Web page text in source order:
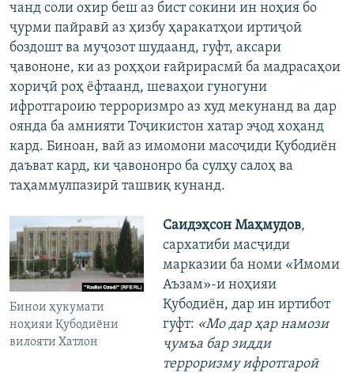
чанд соли охир беш аз бист сокини ин ноҳия бо
ҷурми пайравӣ аз ҳизбу ҳаракатҳои иртиҷоӣ
боздошт ва муҷозот шудаанд, гуфт, аксари
ҷавононе, ки аз роҳҳои ғайрирасмӣ ба мадрасаҳои
хориҷӣ роҳ ёфтаанд, шеваҳои гуногуни
ифротгароию терроризмро аз худ мекунанд ва дар
оянда ба амнияти Тоҷикистон хатар эҷод хоҳанд
кард. Биноан, вай аз имомони масоҷиди Қубодиён
даъват кард, ки ҷавононро ба сулҳу салоҳ ва
таҳаммулпазирӣ ташвиқ кунанд.
Бинои ҳукумати
ноҳияи Қубодиёни
вилояти Хатлон
Саидэҳсон Маҳмудов,
сархатиби масҷиди
марказии ба номи «Имоми
Аъзам»-и ноҳияи
Қубодиён, дар ин иртибот
гуфт: «Мо дар ҳар намози
ҷумъа бар зидди
терроризму ифротгароӣ